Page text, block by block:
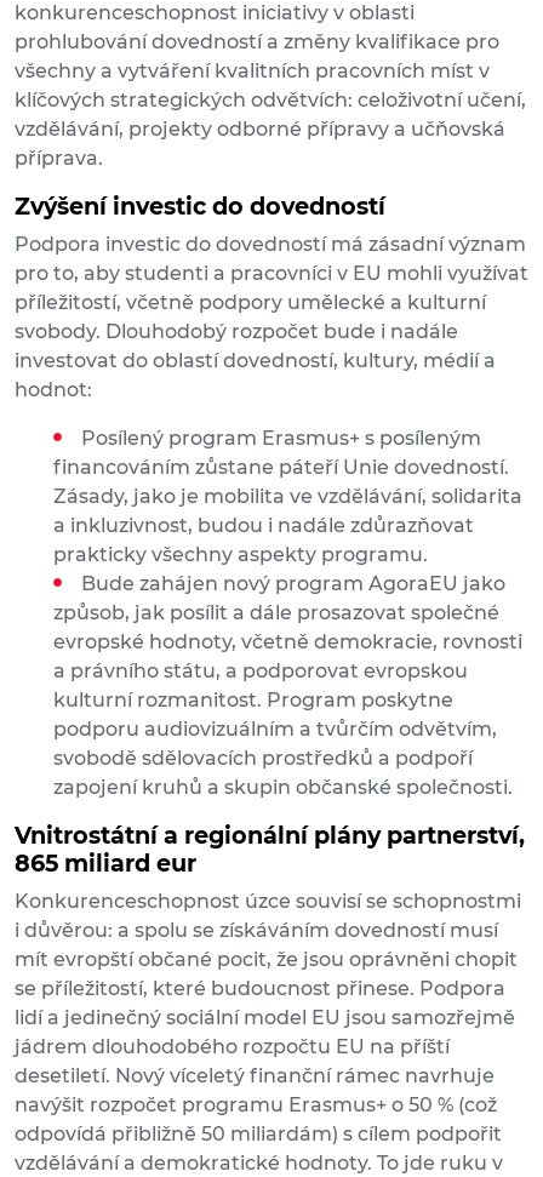
konkurenceschopnost iniciativy v oblasti
prohlubování dovedností a změny kvalifikace pro
všechny a vytváření kvalitních pracovních míst v
klíčových strategických odvětvích: celoživotní učení,
vzdělávání, projekty odborné přípravy a učňovská
příprava.
Zvýšení investic do dovedností
Podpora investic do dovedností má zásadní význam
pro to, aby studenti a pracovníci v EU mohli využívat
příležitostí, včetně podpory umělecké a kulturní
svobody. Dlouhodobý rozpočet bude i nadále
investovat do oblastí dovedností, kultury, médií a
hodnot:
Posílený program Erasmus+ s posíleným
financováním zůstane páteří Unie dovedností.
Zásady, jako je mobilita ve vzdělávání, solidarita
a inkluzivnost, budou i nadále zdůrazňovat
prakticky všechny aspekty programu.
Bude zahájen nový program AgoraEU jako
způsob, jak posílit a dále prosazovat společné
evropské hodnoty, včetně demokracie, rovnosti
a právního státu, a podporovat evropskou
kulturní rozmanitost. Program poskytne
podporu audiovizuálním a tvůrčím odvětvím,
svobodě sdělovacích prostředků a podpoří
zapojení kruhů a skupin občanské společnosti.
Vnitrostátní a regionální plány partnerství,
865 miliard eur
Konkurenceschopnost úzce souvisí se schopnostmi
i důvěrou: a spolu se získáváním dovedností musí
mít evropští občané pocit, že jsou oprávněni chopit
se příležitostí, které budoucnost přinese. Podpora
lidí a jedinečný sociální model EU jsou samozřejmě
jádrem dlouhodobého rozpočtu EU na příští
desetiletí. Nový víceletý finanční rámec navrhuje
navýšit rozpočet programu Erasmus+ o 50 % (což
odpovídá přibližně 50 miliardám) s cílem podpořit
vzdělávání a demokratické hodnoty. To jde ruku v